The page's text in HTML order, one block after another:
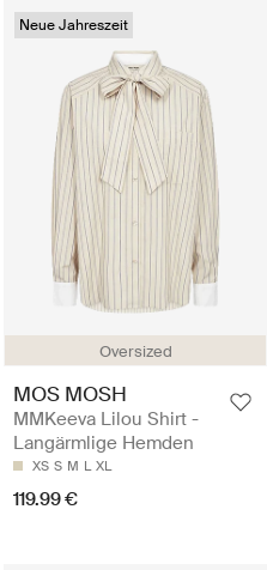
Oversized
Neue Jahreszeit
MOS MOSH
MMKeeva Lilou Shirt -
Langärmlige Hemden
XS S M L XL
119.99 €